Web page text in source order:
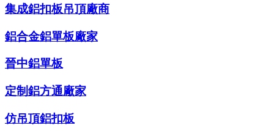
集成鋁扣板吊頂廠商
鋁合金鋁單板廠家
晉中鋁單板
定制鋁方通廠家
仿吊頂鋁扣板